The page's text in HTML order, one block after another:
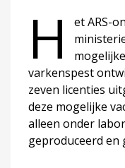
H
et ARS-
varkenspest
zeven licenties
deze mogelijke
alleen onder
geproduceerd en